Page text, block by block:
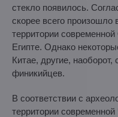
стекло появилось.
скорее всего произошло
территории
Египте. Однако
Китае, другие,
финикийцев.
В соответствии с
территории